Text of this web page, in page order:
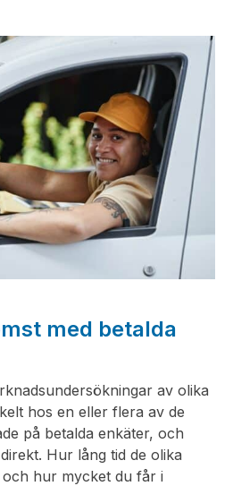
med betalda
av olika
hos en eller flera av de
på betalda enkäter, och
Hur lång tid de olika
hur mycket du får i